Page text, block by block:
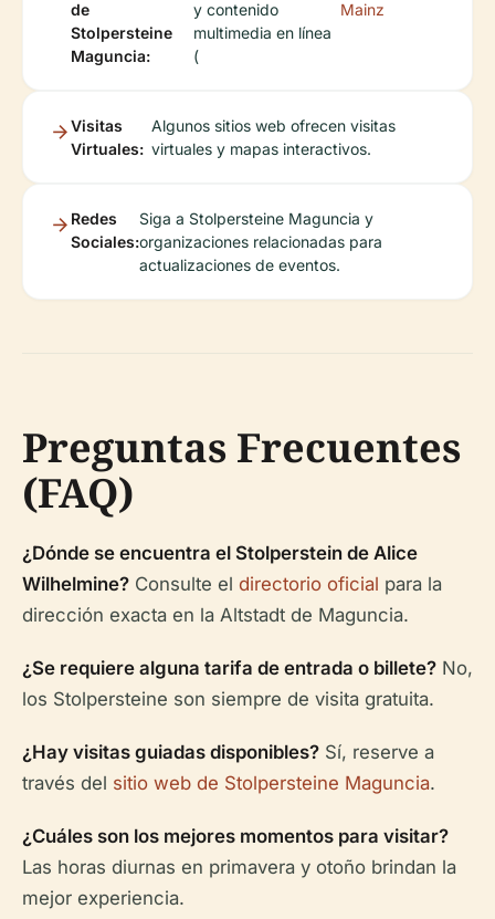
de
Stolpersteine
Maguncia:
y contenido
multimedia en línea
(
Mainz
Visitas
Virtuales:
Algunos sitios web ofrecen visitas
virtuales y mapas interactivos.
Redes
Sociales:
Siga a Stolpersteine Maguncia y
organizaciones relacionadas para
actualizaciones de eventos.
Preguntas Frecuentes
(FAQ)
¿Dónde se encuentra el Stolperstein de Alice
Wilhelmine? Consulte el directorio oficial para la
dirección exacta en la Altstadt de Maguncia.
¿Se requiere alguna tarifa de entrada o billete? No,
los Stolpersteine son siempre de visita gratuita.
¿Hay visitas guiadas disponibles? Sí, reserve a
través del sitio web de Stolpersteine Maguncia.
¿Cuáles son los mejores momentos para visitar?
Las horas diurnas en primavera y otoño brindan la
mejor experiencia.